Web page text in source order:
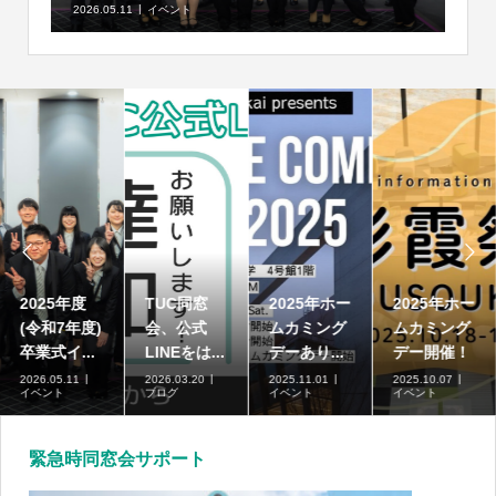
2026.05.11 イベント

2025年度
(令和7年度)
卒業式イ...
2026.05.11
イベント
TUC同窓
会、公式
LINEをは...
2026.03.20
ブログ
2025年ホー
ムカミング
デーあり...
2025.11.01
イベント
2025年ホー
ムカミング
デー開催！
2025.10.07
イベント

緊急時同窓会サポート